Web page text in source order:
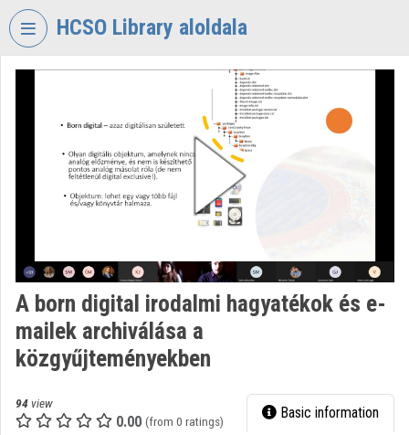
Skip header
HCSO Library aloldala
HUNGARIAN
CENTRAL
STATISTICAL
Organization discovery
Categories
Organization playlists
A born digital irodalmi hagyatékok és e-
mailek archiválása a
közgyűjteményekben
94 view
0.00 (from 0 ratings) Basic information